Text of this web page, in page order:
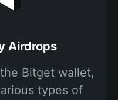
Airdrops
Bitget wallet,
types of